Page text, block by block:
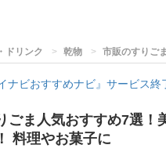
ドリンク 乾物 市販のすりご
イナビおすすめナビ』サービス
ごま人気おすすめ7選！
料理やお菓子に